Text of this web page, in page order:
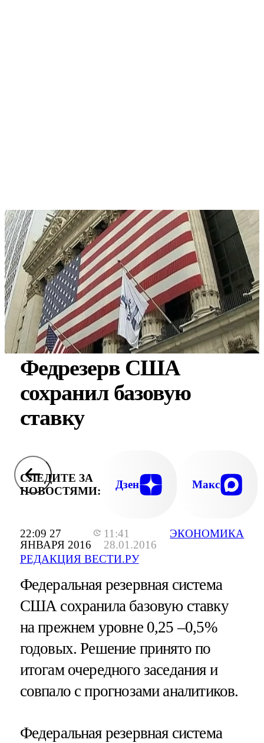
22:09 27
ЯНВАРЯ 2016
11:41
28.01.2016
РЕДАКЦИЯ ВЕСТИ.РУ
ЭКОНОМИКА
Федрезерв США
сохранил базовую
ставку
СЛЕДИТЕ ЗА
НОВОСТЯМИ:
Дзен Макс
Федеральная резервная система
США сохранила базовую ставку
на прежнем уровне 0,25 –0,5%
годовых. Решение принято по
итогам очередного заседания и
совпало с прогнозами аналитиков.
Федеральная резервная система